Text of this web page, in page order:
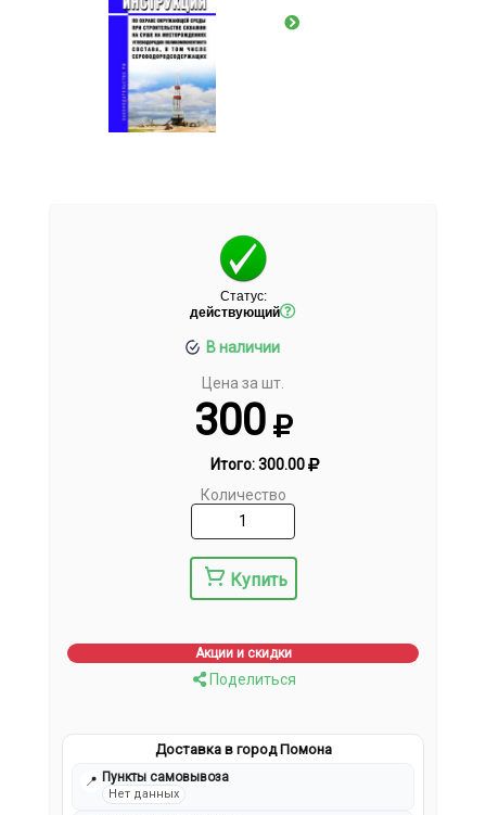
Статус:
действующий
В наличии
Цена за шт.
300
Итого:300.00
Количество
Купить
Акции и скидки
Поделиться
Доставка в город Помона
📍 Пункты самовывоза
Нет данных